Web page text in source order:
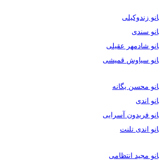
زندوکیلی
سندی
شادمهر عقیلی
سیاوش قمیشی
محسن یگانه
اندی
فریدون آسرایی
اندی تلنت
مجید انتظامی